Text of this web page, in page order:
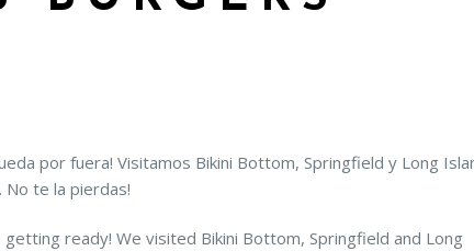
por fuera! Visitamos Bikini Bottom, Springfield y Long
te la pierdas!
getting ready! We visited Bikini Bottom, Springfield and Long